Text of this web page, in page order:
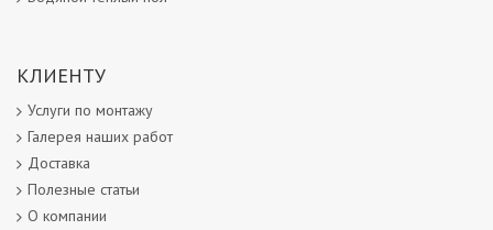
КЛИЕНТУ
Услуги по монтажу
Галерея наших работ
Доставка
Полезные статьи
О компании